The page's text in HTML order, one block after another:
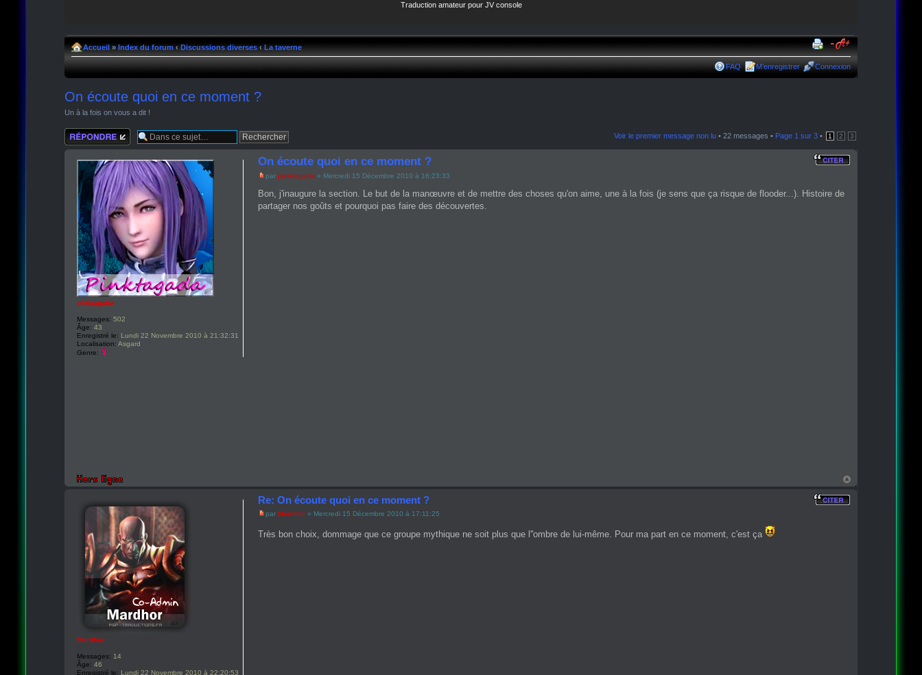
Traduction amateur pour JV console
Accueil» Index du forum ‹ Discussions diverses ‹ La taverne
FAQ M’enregistrer Connexion
On écoute quoi en ce moment ?
Un à la fois on vous a dit !
Répondre Voir le premier message non lu • 22 messages • Page 1 sur3 • 1 2 3
On écoute quoi en ce moment ?
parpinktagada » Mercredi 15 Décembre 2010 à 16:23:33
Bon, j'inaugure la section. Le but de la manœuvre et de mettre des choses qu'on aime, une à la fois (je sens que ça risque de flooder...). Histoire de
partager nos goûts et pourquoi pas faire des découvertes.
pinktagada
Messages: 502
Âge: 43
Enregistré le: Lundi 22 Novembre 2010 à 21:32:31
Localisation: Asgard
Genre:
Re: On écoute quoi en ce moment ?
parMardhor » Mercredi 15 Décembre 2010 à 17:11:25
Très bon choix, dommage que ce groupe mythique ne soit plus que l''ombre de lui-même. Pour ma part en ce moment, c'est ça
Mardhor
Messages: 14
Âge: 46
Enregistré le: Lundi 22 Novembre 2010 à 22:20:53